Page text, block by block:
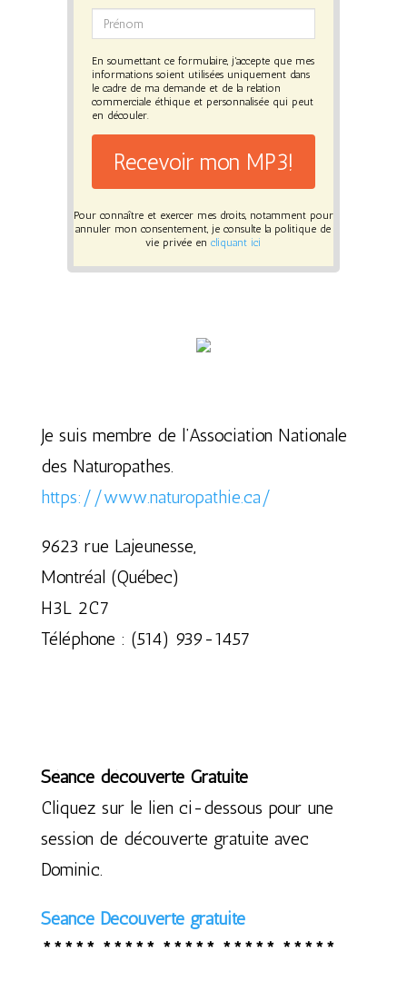
En soumettant ce formulaire, j'accepte que mes
informations soient utilisées uniquement dans
le cadre de ma demande et de la relation
commerciale éthique et personnalisée qui peut
en découler.
Recevoir mon MP3!
Pour connaître et exercer mes droits, notamment pour
annuler mon consentement, je consulte la politique de
vie privée encliquant ici
Je suis membre de l’Association Nationale
des Naturopathes.
https://www.naturopathie.ca/
9623 rue Lajeunesse,
Montréal (Québec)
H3L 2C7
Téléphone : (514) 939-1457
Séance découverte Gratuite
Cliquez sur le lien ci-dessous pour une
session de découverte gratuite avec
Dominic.
Séance Découverte gratuite
***** ***** ***** ***** *****